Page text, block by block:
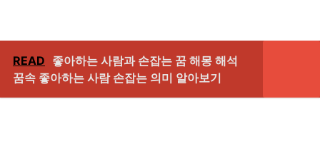
READ 좋아하는 사람과 손잡는 꿈 해몽 해석
꿈속 좋아하는 사람 손잡는 의미 알아보기